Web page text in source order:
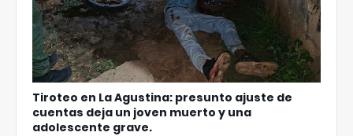
Tiroteo en La Agustina: presunto ajuste de
cuentas deja un joven muerto y una
adolescente grave.